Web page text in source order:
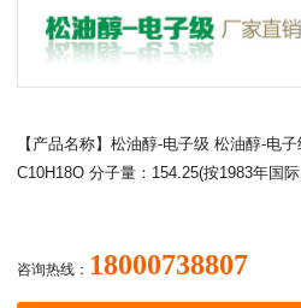
【产品名称】松油醇-电子级 松油醇-电
C10H18O 分子量：154.25(按1983年国
咨询热线： 18000738807